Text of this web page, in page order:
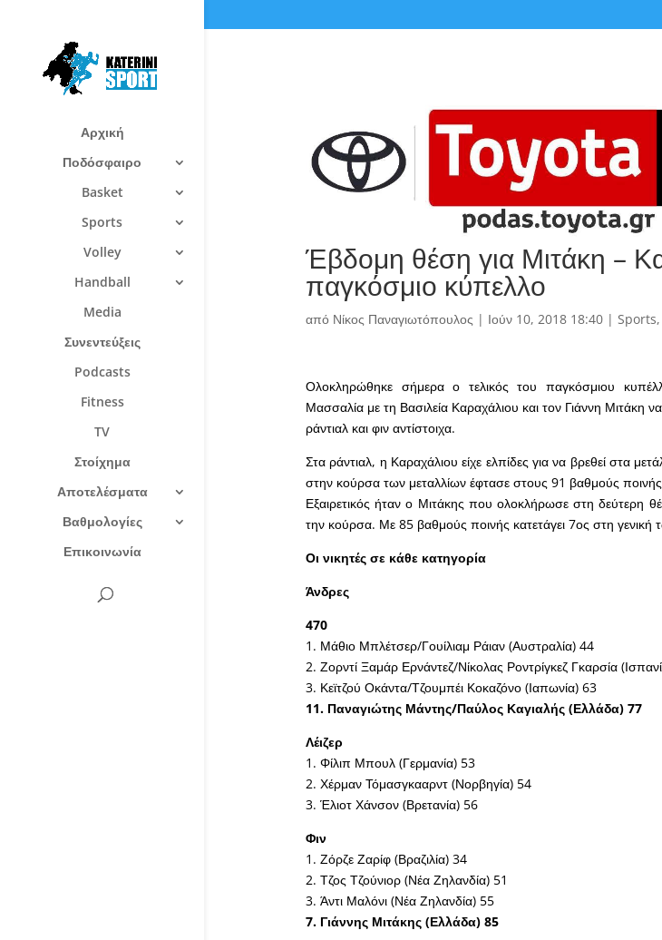
Αρχική
Ποδόσφαιρο
Basket
Sports
Volley
Handball
Media
Συνεντεύξεις
Podcasts
Fitness
TV
Στοίχημα
Αποτελέσματα
Βαθμολογίες
Επικοινωνία
Έβδομη θέση για Μιτάκη –
παγκόσμιο κύπελλο
από Νίκος Παναγιωτόπουλος | Ιούν 10, 2018 18:40| Sports,
Ολοκληρώθηκε σήμερα ο τελικός του παγκόσμιου
Μασσαλία με τη Βασιλεία Καραχάλιου και τον Γιάννη Μιτάκη
ράντιαλ και φιν αντίστοιχα.
Στα ράντιαλ, η Καραχάλιου είχε ελπίδες για να βρεθεί στα
στην κούρσα των μεταλλίων έφτασε στους 91 βαθμούς ποινής
Εξαιρετικός ήταν ο Μιτάκης που ολοκλήρωσε στη δεύτερη
την κούρσα. Με 85 βαθμούς ποινής κατετάγει 7ος στη γενική
Οι νικητές σε κάθε κατηγορία
Άνδρες
470
1. Μάθιο Μπλέτσερ/Γουίλιαμ Ράιαν (Αυστραλία) 44
2. Ζορντί Ξαμάρ Ερνάντεζ/Νίκολας Ροντρίγκεζ Γκαρσία
3. Κεϊτζού Οκάντα/Τζουμπέι Κοκαζόνο (Ιαπωνία) 63
11. Παναγιώτης Μάντης/Παύλος Καγιαλής (Ελλάδα) 77
Λέιζερ
1. Φίλιπ Μπουλ (Γερμανία) 53
2. Χέρμαν Τόμασγκααρντ (Νορβηγία) 54
3. Έλιοτ Χάνσον (Βρετανία) 56
Φιν
1. Ζόρζε Ζαρίφ (Βραζιλία) 34
2. Τζος Τζούνιορ (Νέα Ζηλανδία) 51
3. Άντι Μαλόνι (Νέα Ζηλανδία) 55
7. Γιάννης Μιτάκης (Ελλάδα) 85